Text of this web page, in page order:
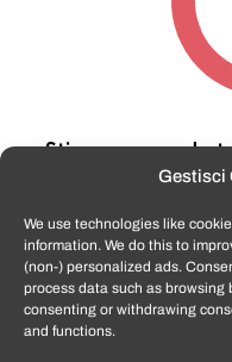
Gestisci
We use technologies like
information. We do this to
(non-) personalized ads.
process data such as
consenting or withdrawing
and functions.
Stiamo cercando
smartphone
di tutte le marche,
ONEPLUS,